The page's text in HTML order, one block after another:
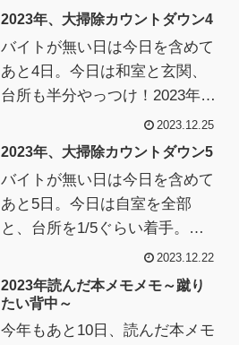
やらなきゃなあ。2023年大掃除
2023年、大掃除カウントダウン4
バイトが無い日は今日を含めて
あと4日。今日は和室と玄関、
台所も半分やっつけ！2023年大
掃除リスト細かく分けて、少し
ずつでも。玄関・シューズの整
2023.12.25
2023年、大掃除カウントダウン5
バイトが無い日は今日を含めて
あと5日。今日は自室を全部
と、台所を1/5ぐらい着手。自
室のクローゼットや書類は常に
整理してるのですぐ終わる。面
倒だったのは、...
2023.12.22
2023年読んだ本メモメモ～蹴り
たい背中～
今年もあと10日、読んだ本メモ